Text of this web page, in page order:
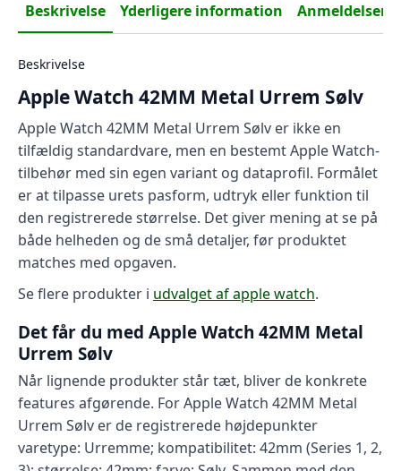
Beskrivelse
Yderligere information Anmeldelser
Beskrivelse
Apple Watch 42MM Metal Urrem Sølv
Apple Watch 42MM Metal Urrem Sølv er ikke en
tilfældig standardvare, men en bestemt Apple Watch-
tilbehør med sin egen variant og dataprofil. Formålet
er at tilpasse urets pasform, udtryk eller funktion til
den registrerede størrelse. Det giver mening at se på
både helheden og de små detaljer, før produktet
matches med opgaven.
Se flere produkter i udvalget af apple watch.
Det får du med Apple Watch 42MM Metal
Urrem Sølv
Når lignende produkter står tæt, bliver de konkrete
features afgørende. For Apple Watch 42MM Metal
Urrem Sølv er de registrerede højdepunkter
varetype: Urremme; kompatibilitet: 42mm (Series 1, 2,